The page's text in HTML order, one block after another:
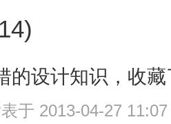
的设计知识，收
于 2013-04-27 11:07